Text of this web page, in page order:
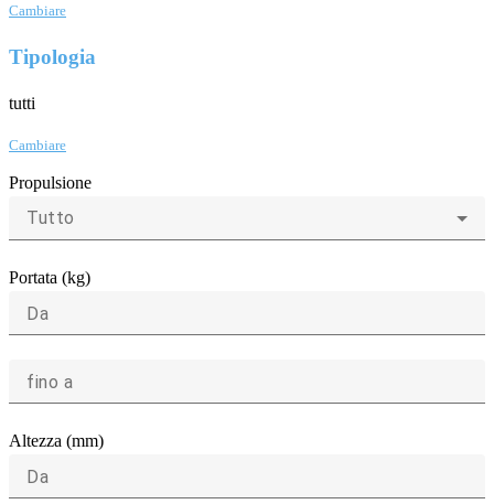
Cambiare
Tipologia
tutti
Cambiare
Propulsione
Tutto
Portata (kg)
Da
fino a
Altezza (mm)
Da